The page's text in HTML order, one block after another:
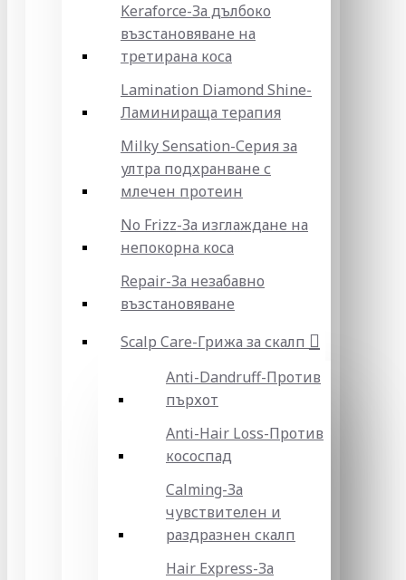
Keraforce-За дълбоко
възстановяване на
третирана коса
Lamination Diamond Shine-
Ламинираща терапия
Milky Sensation-Серия за
ултра подхранване с
млечен протеин
No Frizz-За изглаждане на
непокорна коса
Repair-За незабавно
възстановяване
Scalp Care-Грижа за скалп
Anti-Dandruff-Против
пърхот
Anti-Hair Loss-Против
кососпад
Calming-За
чувствителен и
раздразнен скалп
Hair Express-За